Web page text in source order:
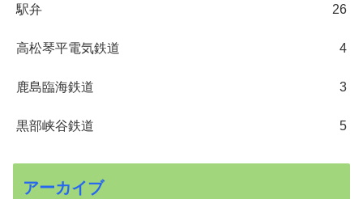
駅弁 26
高松琴平電気鉄道 4
鹿島臨海鉄道 3
黒部峡谷鉄道 5
アーカイブ